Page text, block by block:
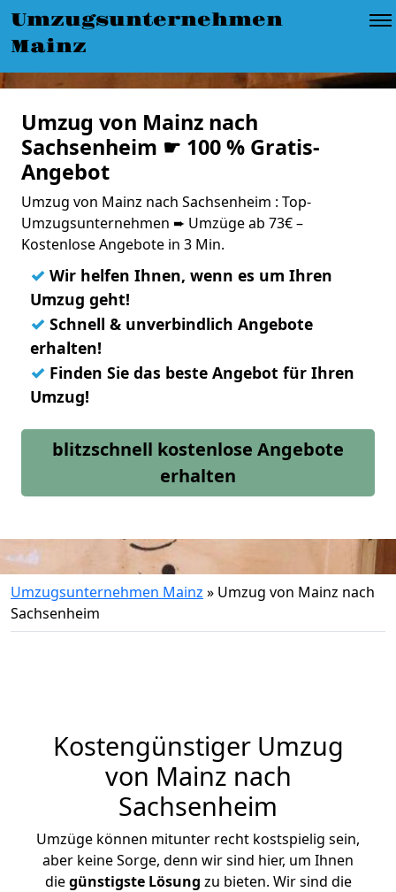
Umzugsunternehmen
Mainz
Umzug von Mainz nach
Sachsenheim ☛ 100 % Gratis-
Angebot
Umzug von Mainz nach Sachsenheim : Top-
Umzugsunternehmen ➨ Umzüge ab 73€ –
Kostenlose Angebote in 3 Min.
✓ Wir helfen Ihnen, wenn es um Ihren
Umzug geht!
✓ Schnell & unverbindlich Angebote
erhalten!
✓ Finden Sie das beste Angebot für Ihren
Umzug!
blitzschnell kostenlose Angebote
erhalten
Umzugsunternehmen Mainz » Umzug von Mainz nach
Sachsenheim
Kostengünstiger Umzug
von Mainz nach
Sachsenheim
Umzüge können mitunter recht kostspielig sein,
aber keine Sorge, denn wir sind hier, um Ihnen
diegünstigste Lösung zu bieten. Wir sind die